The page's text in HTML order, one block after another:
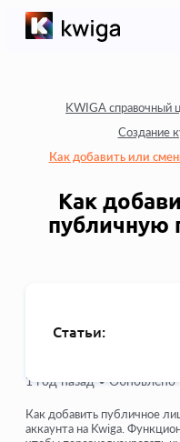
KWIGA справочный
Создание
Как добавить или
Как
публичную
Статьи:
Как удалить курс
1 год назад • Обновлено
Как добавить публичное
аккаунта на Kwiga.